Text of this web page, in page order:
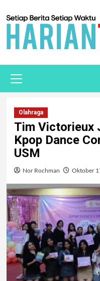
Olahraga
Tim Victorieux
Kpop Dance
USM
Nor Rochman Oktober